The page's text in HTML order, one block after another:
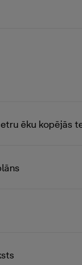
ēku kopējās